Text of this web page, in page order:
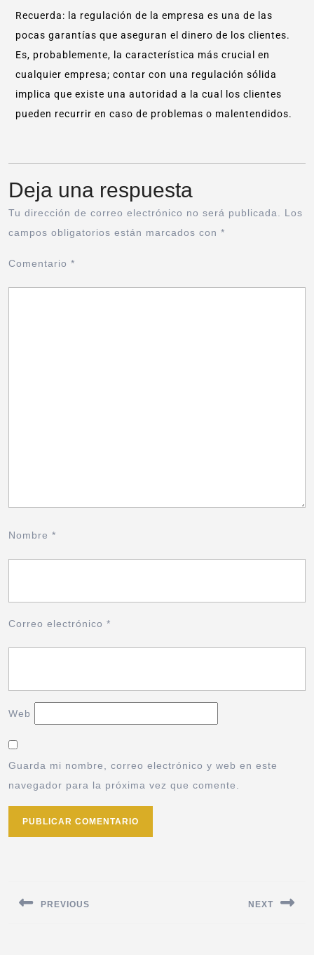
Recuerda: la regulación de la empresa es una de las
pocas garantías que aseguran el dinero de los clientes.
Es, probablemente, la característica más crucial en
cualquier empresa; contar con una regulación sólida
implica que existe una autoridad a la cual los clientes
pueden recurrir en caso de problemas o malentendidos.
Deja una respuesta
Tu dirección de correo electrónico no será publicada.
Los
campos obligatorios están marcados con *
Comentario *
Nombre *
Correo electrónico *
Web
Guarda mi nombre, correo electrónico y web en este
navegador para la próxima vez que comente.
PREVIOUS NEXT